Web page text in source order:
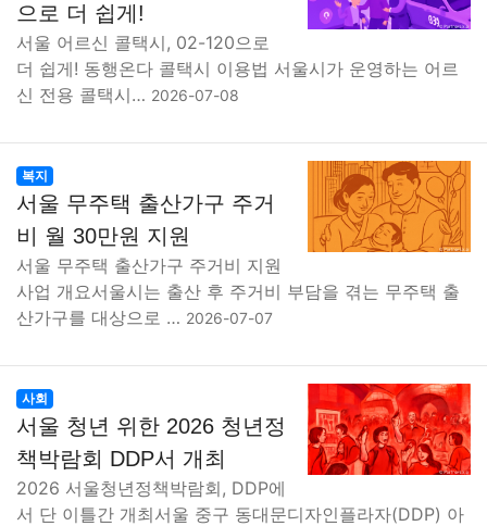
으로 더 쉽게!
서울 어르신 콜택시, 02-120으로
더 쉽게! 동행온다 콜택시 이용법 서울시가 운영하는 어르
신 전용 콜택시… 2026-07-08
복지
서울 무주택 출산가구 주거
비 월 30만원 지원
서울 무주택 출산가구 주거비 지원
사업 개요서울시는 출산 후 주거비 부담을 겪는 무주택 출
산가구를 대상으로 … 2026-07-07
사회
서울 청년 위한 2026 청년정
책박람회 DDP서 개최
2026 서울청년정책박람회, DDP에
서 단 이틀간 개최서울 중구 동대문디자인플라자(DDP) 아